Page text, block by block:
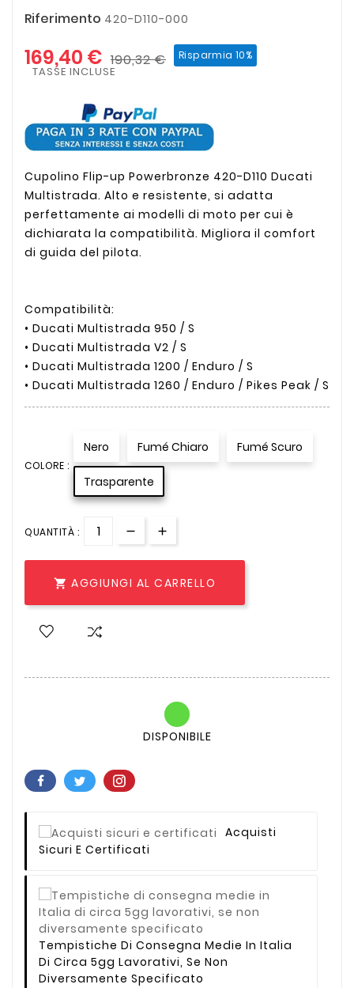
Riferimento 420-D110-000
169,40 € 190,32 € Risparmia 10%
TASSE INCLUSE
Cupolino Flip-up Powerbronze 420-D110 Ducati
Multistrada. Alto e resistente, si adatta
perfettamente ai modelli di moto per cui è
dichiarata la compatibilità. Migliora il comfort
di guida del pilota.
Compatibilità:
• Ducati Multistrada 950 / S
• Ducati Multistrada V2 / S
• Ducati Multistrada 1200 / Enduro / S
• Ducati Multistrada 1260 / Enduro / Pikes Peak / S
COLORE :
Nero Fumé Chiaro Fumé Scuro
Trasparente
QUANTITÀ :
 AGGIUNGI AL CARRELLO
DISPONIBILE
Acquisti
Sicuri E Certificati
Tempistiche Di Consegna Medie In Italia
Di Circa 5gg Lavorativi, Se Non
Diversamente Specificato